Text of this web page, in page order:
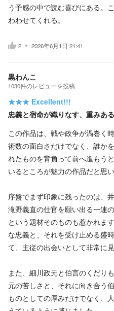
う予感の中で読む喜びにある。
わわせてくれる。
2 2026年6月1日 21:41
黒わんこ
1030件のレビューを投稿
★★★ Excellent!!!
忠義と宿命が織りなす、重みあ
この作品は、戦や政争が渦巻く
術数の面白さだけでなく、誰か
れたものを背負って前へ進もう
いるところが魅力の作品だと思い
序盤でまず印象に残ったのは、
滝野義直の仕官を願い出る一連
という題材そのものも惹かれま
な忠義と、それを受け止める盛
て、主従の出会いとして非常に
また、細川政元と伯言のくだり
元の苦しさと、それに向き合う
ものとしての厚みだけでなく、